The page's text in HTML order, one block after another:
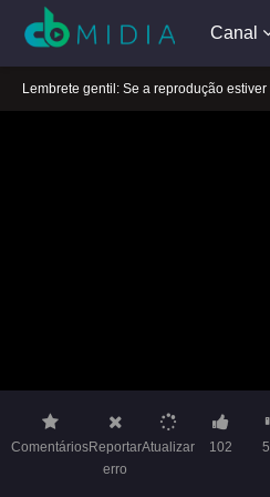
Canal
Lembrete gentil: Se a reprodução
ComentáriosReportar
erro
Atualizar 102